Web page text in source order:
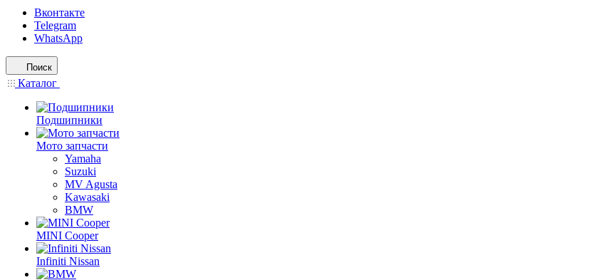
Вконтакте
Telegram
WhatsApp
Поиск
Каталог
Подшипники
Мото запчасти
Yamaha
Suzuki
MV Agusta
Kawasaki
BMW
MINI Cooper
Infiniti Nissan